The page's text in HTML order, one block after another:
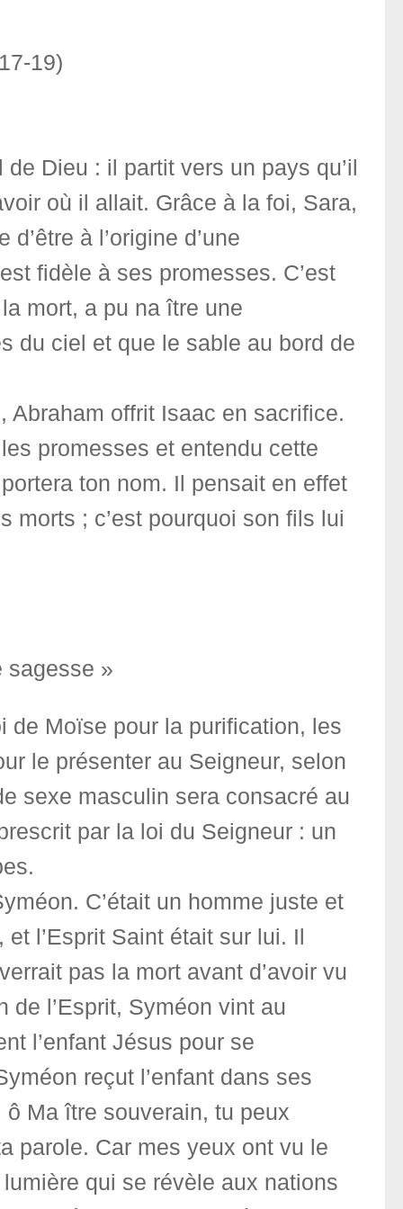
19)
Dieu : il partit vers un pays qu’il
où il allait. Grâce à la foi, Sara,
à l’origine d’une
fidèle à ses promesses. C’est
mort, a pu na ître une
du ciel et que le sable au bord de
Abraham offrit Isaac en sacrifice.
promesses et entendu cette
ton nom. Il pensait en effet
morts ; c’est pourquoi son fils lui
sagesse »
de Moïse pour la purification, les
le présenter au Seigneur, selon
sexe masculin sera consacré au
par la loi du Seigneur : un
C’était un homme juste et
l’Esprit Saint était sur lui. Il
pas la mort avant d’avoir vu
de l’Esprit, Syméon vint au
l’enfant Jésus pour se
reçut l’enfant dans ses
Ma ître souverain, tu peux
parole. Car mes yeux ont vu le
qui se révèle aux nations